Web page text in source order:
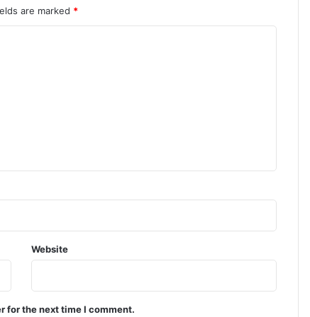
are marked *
Website
for the next time I comment.